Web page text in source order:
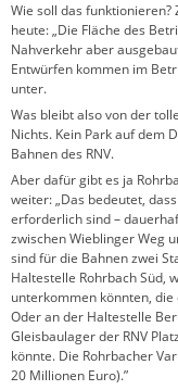
Wie soll das funktionieren?
heute: „Die Fläche des
Nahverkehr aber
Entwürfen kommen im
unter.
Was bleibt also von der
Nichts. Kein Park auf dem
Bahnen des RNV.
Aber dafür gibt es ja
weiter: „Das bedeutet,
erforderlich sind –
zwischen Wieblinger Weg
sind für die Bahnen zwei
Haltestelle Rohrbach Süd,
unterkommen könnten,
Oder an der Haltestelle
Gleisbaulager der RNV
könnte. Die Rohrbacher
20 Millionen Euro).”